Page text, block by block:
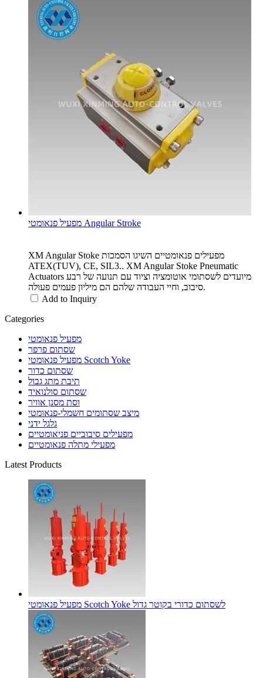
מפעיל פנאומטי Angular Stroke
XM Angular Stoke מפעילים פנאומטיים השיגו הסמכות
ATEX(TUV), CE, SIL3.. XM Angular Stoke Pneumatic
Actuators מיועדים לשסתומי אוטומציה וציוד עם תנועה של רבע
סיבוב, וחיי העבודה שלהם הם מיליון פעמים פעולה.
Add to Inquiry
Categories
מפעיל פנאומטי
שסתום פרפר
מפעיל פנאומטי Scotch Yoke
שסתום כדור
תיבת מתג גבול
שסתום סולנואיד
וסת מסנן אוויר
מיצב שסתומים חשמלי-פנאומטי
גלגל ידני
מפעילים סיבוביים פניאומטיים
מפעילי מתלה פנאומטיים
Latest Products
מפעיל פנאומטי Scotch Yoke לשסתום כדורי בקוטר גדול